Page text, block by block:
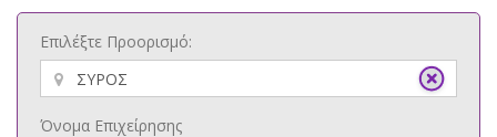
Επιλέξτε Προορισμό:
Όνομα Επιχείρησης